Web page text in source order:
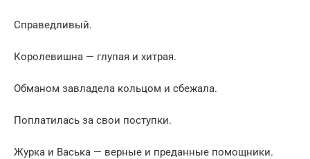
Справедливый.
Королевишна — глупая и хитрая.
Обманом завладела кольцом и сбежала.
Поплатилась за свои поступки.
Журка и Васька — верные и преданные помощники.